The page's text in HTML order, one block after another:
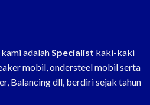
kami adalahSpecialist kaki-kaki
mobil, ondersteel mobil serta
Balancing dll, berdiri sejak tahun